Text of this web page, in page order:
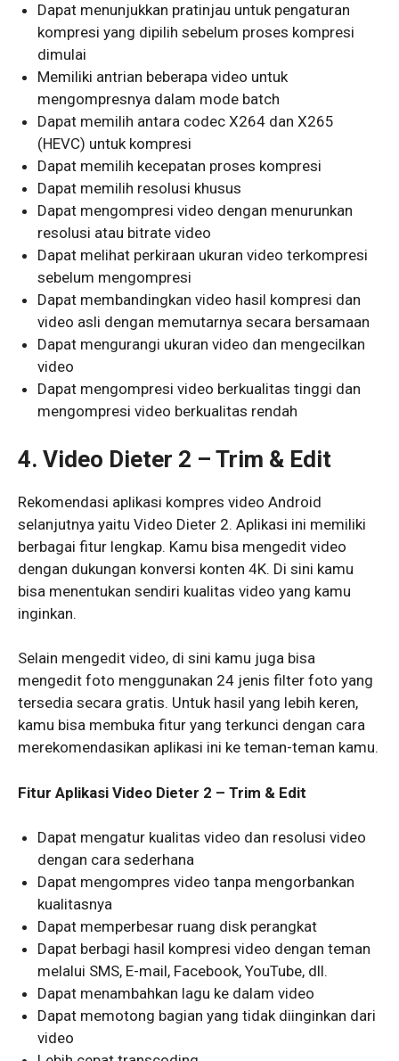
Dapat menunjukkan pratinjau untuk pengaturan
kompresi yang dipilih sebelum proses kompresi
dimulai
Memiliki antrian beberapa video untuk
mengompresnya dalam mode batch
Dapat memilih antara codec X264 dan X265
(HEVC) untuk kompresi
Dapat memilih kecepatan proses kompresi
Dapat memilih resolusi khusus
Dapat mengompresi video dengan menurunkan
resolusi atau bitrate video
Dapat melihat perkiraan ukuran video terkompresi
sebelum mengompresi
Dapat membandingkan video hasil kompresi dan
video asli dengan memutarnya secara bersamaan
Dapat mengurangi ukuran video dan mengecilkan
video
Dapat mengompresi video berkualitas tinggi dan
mengompresi video berkualitas rendah
4. Video Dieter 2 – Trim & Edit
Rekomendasi aplikasi kompres video Android
selanjutnya yaitu Video Dieter 2. Aplikasi ini memiliki
berbagai fitur lengkap. Kamu bisa mengedit video
dengan dukungan konversi konten 4K. Di sini kamu
bisa menentukan sendiri kualitas video yang kamu
inginkan.
Selain mengedit video, di sini kamu juga bisa
mengedit foto menggunakan 24 jenis filter foto yang
tersedia secara gratis. Untuk hasil yang lebih keren,
kamu bisa membuka fitur yang terkunci dengan cara
merekomendasikan aplikasi ini ke teman-teman kamu.
Fitur Aplikasi Video Dieter 2 – Trim & Edit
Dapat mengatur kualitas video dan resolusi video
dengan cara sederhana
Dapat mengompres video tanpa mengorbankan
kualitasnya
Dapat memperbesar ruang disk perangkat
Dapat berbagi hasil kompresi video dengan teman
melalui SMS, E-mail, Facebook, YouTube, dll.
Dapat menambahkan lagu ke dalam video
Dapat memotong bagian yang tidak diinginkan dari
video